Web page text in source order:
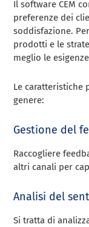
Il software CEM
preferenze dei
soddisfazione.
prodotti e le
meglio le
Le caratteristiche
genere:
Gestione del
Raccogliere
altri canali per
Analisi del
Si tratta di